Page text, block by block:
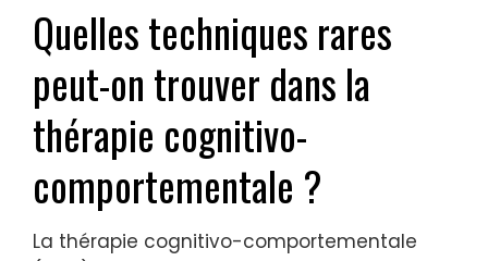
Quelles techniques rares
peut-on trouver dans la
thérapie cognitivo-
comportementale ?
La thérapie cognitivo-comportementale